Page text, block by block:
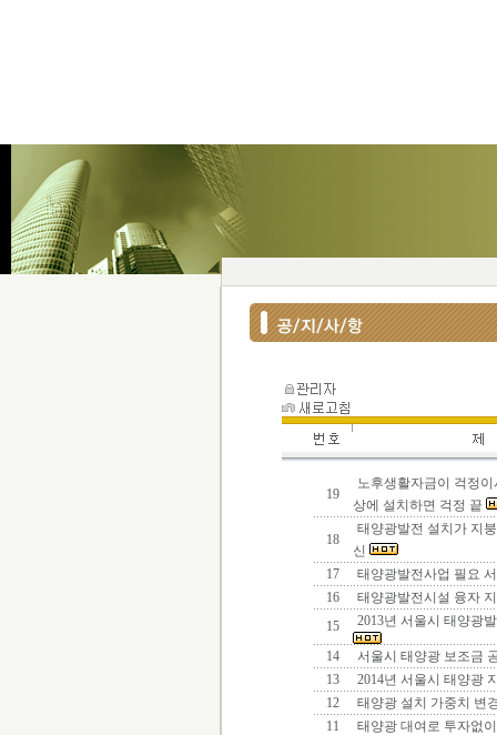
19
노후생활자금이 걱정
상에 설치하면 걱정 끝
18
태양광발전 설치가 지
신
17
태양광발전사업 필요
16
태양광발전시설 융자
15
2013년 서울시 태양광
14
서울시 태양광 보조금
13
2014년 서울시 태양광
12
태양광 설치 가중치 변
11
태양광 대여로 투자없